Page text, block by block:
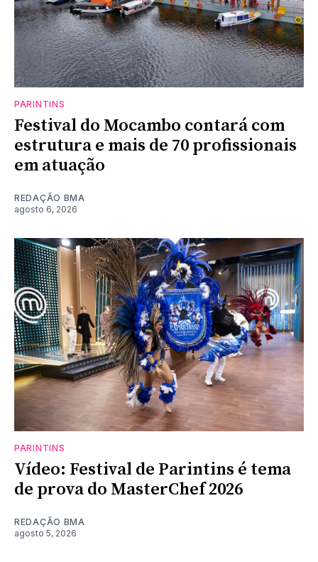
PARINTINS
Festival do Mocambo contará com
estrutura e mais de 70 profissionais
em atuação
REDAÇÃO BMA
agosto 6, 2026
PARINTINS
Vídeo: Festival de Parintins é tema
de prova do MasterChef 2026
REDAÇÃO BMA
agosto 5, 2026